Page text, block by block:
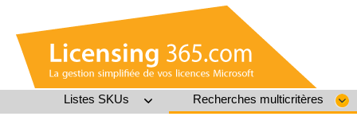
Listes SKUs Recherches multicritères